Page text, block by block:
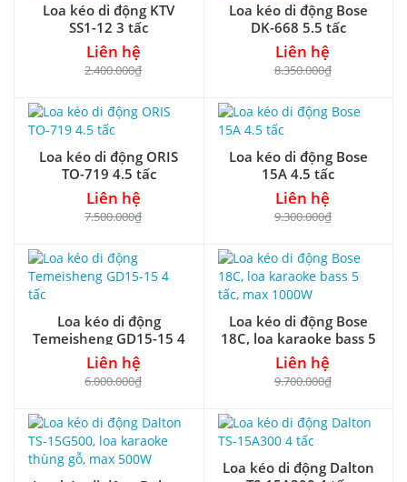
Loa kéo di động KTV
SS1-12 3 tấc
Liên hệ
2.400.000₫
Loa kéo di động Bose
DK-668 5.5 tấc
Liên hệ
8.350.000₫
Loa kéo di động ORIS
TO-719 4.5 tấc
Liên hệ
7.500.000₫
Loa kéo di động Bose
15A 4.5 tấc
Liên hệ
9.300.000₫
Loa kéo di động
Temeisheng GD15-15 4
tấc
Liên hệ
6.000.000₫
Loa kéo di động Bose
18C, loa karaoke bass 5
tấc, max 1000W
Liên hệ
9.700.000₫
Loa kéo di động Dalton